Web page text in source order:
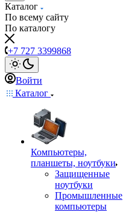
Каталог
По всему сайту
По каталогу
+7 727 3399868
Войти
Каталог
Компьютеры,
планшеты, ноутбуки
Защищенные
ноутбуки
Промышленные
компьютеры